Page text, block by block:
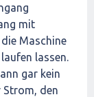
mit
Maschine
lassen.
gar kein
Strom, den